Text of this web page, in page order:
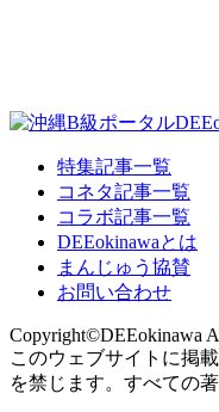
特集記事一覧
コネタ記事一覧
コラボ記事一覧
DEEokinawaとは
まんじゅう協賛
お問い合わせ
Copyright©DEEokinawa
このウェブサイトに掲
を禁じます。すべての